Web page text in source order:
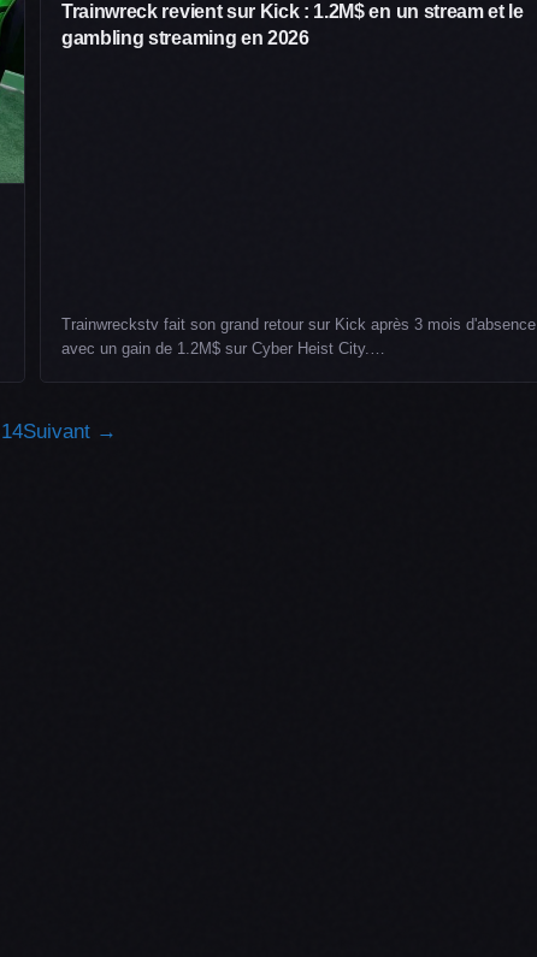
Trainwreck revient sur Kick : 1.2M$ en un stream et le
gambling streaming en 2026
Trainwreckstv fait son grand retour sur Kick après 3 mois d'absence
avec un gain de 1.2M$ sur Cyber Heist City.…
14Suivant →